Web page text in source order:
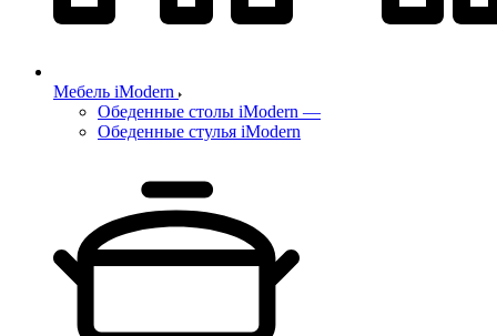
Мебель iModern
Обеденные столы iModern —
Обеденные стулья iModern